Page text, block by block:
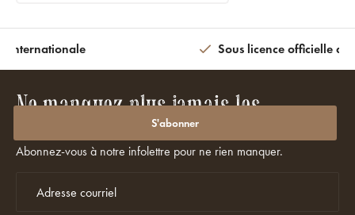
internationale Sous licence officielle
Ne manquez plus jamais les
promotions ou les réductions ?
Abonnez-vous à notre infolettre pour ne rien manquer.
S'abonner